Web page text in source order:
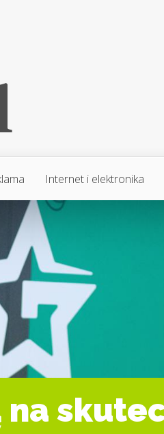
Internet i elektronika